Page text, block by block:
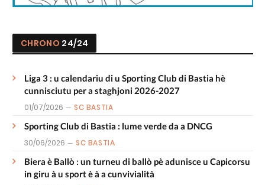
CHRONO 24/24
Liga 3 : u calendariu di u Sporting Club di Bastia hè
cunnisciutu per a staghjoni 2026-2027
01/07/2026 SC BASTIA
Sporting Club di Bastia : lume verde da a DNCG
30/06/2026 SC BASTIA
Biera è Ballò : un turneu di ballò pè adunisce u Capicorsu
in giru à u sport è à a cunvivialità